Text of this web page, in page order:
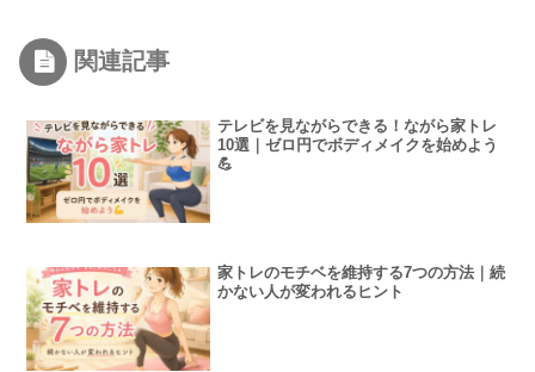
関連記事
テレビを見ながらできる！ながら家トレ
10選｜ゼロ円でボディメイクを始めよう
💪
家トレのモチベを維持する7つの方法｜続
かない人が変われるヒント